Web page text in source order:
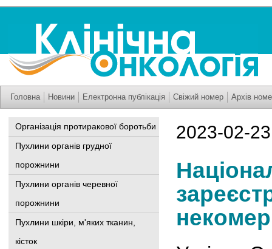
Головна Новини Електронна публікація Свіжий номер Архів
Організація протиракової боротьби
Пухлини органів грудної
порожнини
Пухлини органів черевної
порожнини
Пухлини шкіри, м'яких тканин,
кісток
2023-02-